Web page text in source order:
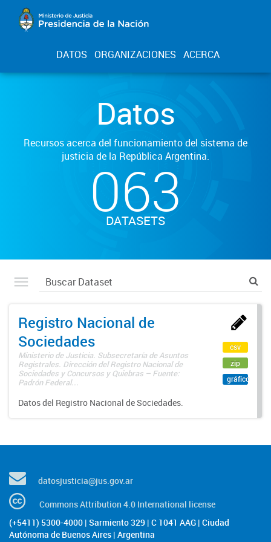
DATOS ORGANIZACIONES ACERCA
Datos
Recursos acerca del funcionamiento del sistema de
justicia de la República Argentina.
063
DATASETS
Registro Nacional de
Sociedades
Ministerio de Justicia. Subsecretaría de Asuntos
Registrales. Dirección del Registro Nacional de
Sociedades y Concursos y Quiebras – Fuente:
Padrón Federal...
Datos del Registro Nacional de Sociedades.
csv
zip
gráfico
datosjusticia@jus.gov.ar
Commons Attribution 4.0 International license
(+5411) 5300-4000 | Sarmiento 329 | C 1041 AAG | Ciudad
Autónoma de Buenos Aires | Argentina